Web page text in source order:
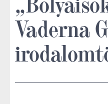
Vaderna